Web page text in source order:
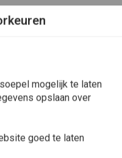
mogelijk te laten
opslaan over
goed te laten